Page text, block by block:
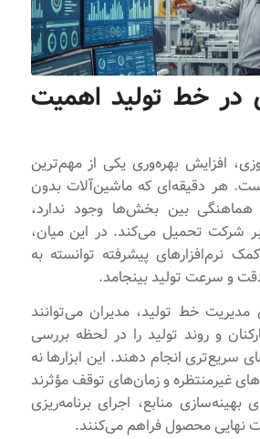
در خط تولید اهمیت
افزایش بهره‌وری یکی از مهم‌ترین
هر دقیقه‌ای که ماشین‌آلات بدون
هماهنگی بین بخش‌ها وجود ندارد،
بر شرکت تحمیل می‌کند. در این میان،
نرم‌افزارهای پیشرفته توانسته به
و سرعت تولید بینجامد.
مدیریت خط تولید، مدیران می‌توانند
و روند تولید را در لحظه بررسی
سریع‌تری انجام دهند. این ابزارها نه
غیرمنتظره و زمان‌های توقف مؤثرند
منابع، اجرای برنامه‌ریزی
نهایی محصول فراهم می‌کنند.